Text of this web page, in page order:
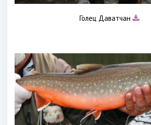
Голец Даватчан